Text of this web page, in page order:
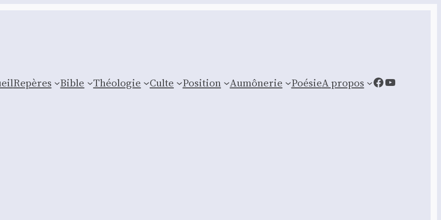
Repères Bible Théologie Culte Posi­tion Aumônerie PoésieA propos Facebook
YouTube